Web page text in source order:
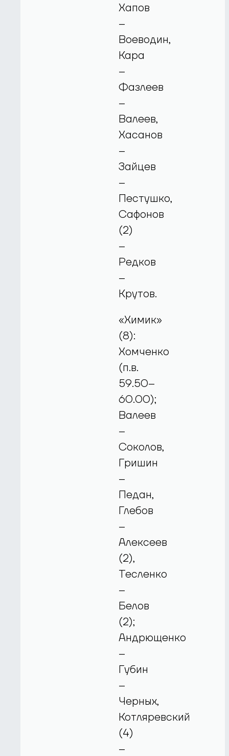
Хапов
–
Воеводин,
Кара
–
Фазлеев
–
Валеев,
Хасанов
–
Зайцев
–
Пестушко,
Сафонов
(2)
–
Редков
–
Крутов.
«Химик»
(8):
Хомченко
(п.в.
59.50–
60.00);
Валеев
–
Соколов,
Гришин
–
Педан,
Глебов
–
Алексеев
(2),
Тесленко
–
Белов
(2);
Андрющенко
–
Губин
–
Черных,
Котляревский
(4)
–